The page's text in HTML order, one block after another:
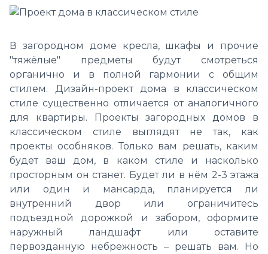
В загородном доме кресла, шкафы и прочие
"тяжёлые" предметы будут смотреться
органично и в полной гармонии с общим
стилем. Дизайн-проект дома в классическом
стиле существенно отличается от аналогичного
для квартиры. Проекты загородных домов в
классическом стиле выглядят не так, как
проекты особняков. Только вам решать, каким
будет ваш дом, в каком стиле и насколько
просторным он станет. Будет ли в нём 2-3 этажа
или один и мансарда, планируется ли
внутренний двор или ограничитесь
подъездной дорожкой и забором, оформите
наружный ландшафт или оставите
первозданную небрежность – решать вам. Но